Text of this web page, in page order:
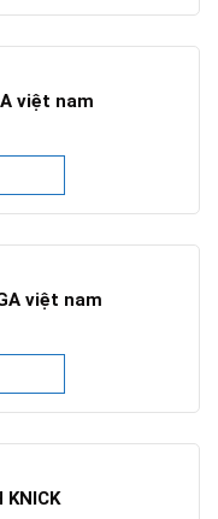
việt nam
việt nam